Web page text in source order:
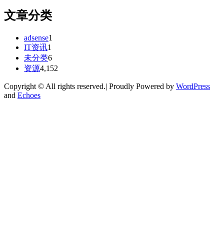
文章分类
adsense1
IT资讯1
未分类6
资源4,152
Copyright © All rights reserved.| Proudly Powered by WordPress
and Echoes